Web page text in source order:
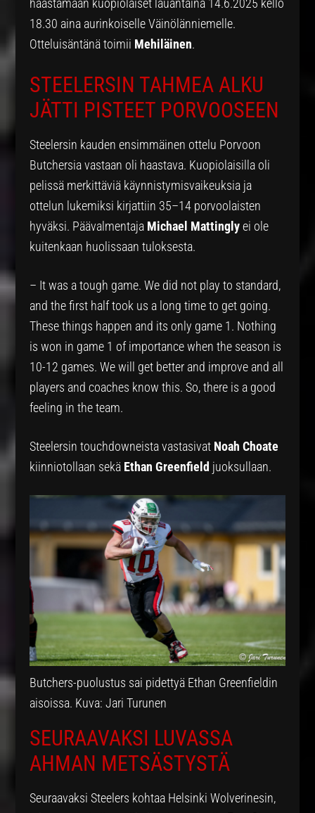
haastamaan kuopiolaiset lauantaina 14.6.2025 kello
18.30 aina aurinkoiselle Väinölänniemelle.
Otteluisäntänä toimii Mehiläinen.
STEELERSIN TAHMEA ALKU
JÄTTI PISTEET PORVOOSEEN
Steelersin kauden ensimmäinen ottelu Porvoon
Butchersia vastaan oli haastava. Kuopiolaisilla oli
pelissä merkittäviä käynnistymisvaikeuksia ja
ottelun lukemiksi kirjattiin 35–14 porvoolaisten
hyväksi. Päävalmentaja Michael Mattinglyei ole
kuitenkaan huolissaan tuloksesta.
– It was a tough game. We did not play to standard,
and the first half took us a long time to get going.
These things happen and its only game 1. Nothing
is won in game 1 of importance when the season is
10-12 games. We will get better and improve and all
players and coaches know this. So, there is a good
feeling in the team.
Steelersin touchdowneista vastasivat Noah Choate
kiinniotollaan sekä Ethan Greenfield juoksullaan.
Butchers-puolustus sai pidettyä Ethan Greenfieldin
aisoissa. Kuva: Jari Turunen
SEURAAVAKSI LUVASSA
AHMAN METSÄSTYSTÄ
Seuraavaksi Steelers kohtaa Helsinki Wolverinesin,